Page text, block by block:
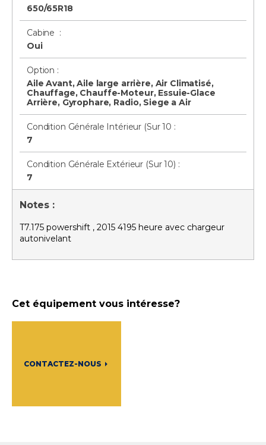
650/65R18
Cabine :
Oui
Option :
Aile Avant, Aile large arrière, Air Climatisé,
Chauffage, Chauffe-Moteur, Essuie-Glace
Arrière, Gyrophare, Radio, Siege a Air
Condition Générale Intérieur (Sur 10 :
7
Condition Générale Extérieur (Sur 10) :
7
Notes :
T7.175 powershift , 2015 4195 heure avec chargeur
autonivelant
Cet équipement vous intéresse?
CONTACTEZ-NOUS